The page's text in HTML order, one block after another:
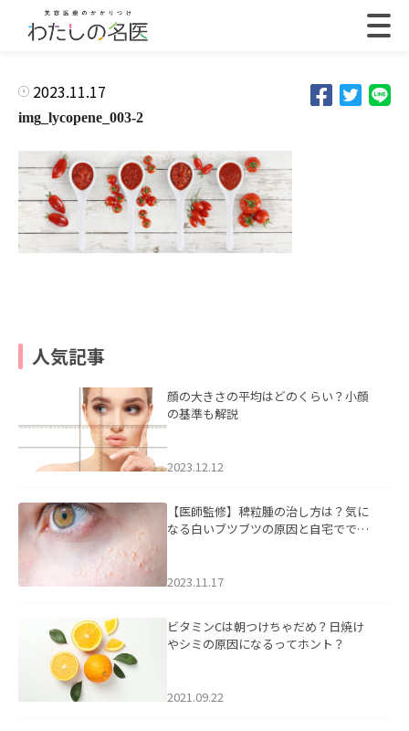
2023.11.17
img_lycopene_003-2
人気記事
顔の大きさの平均はどのくらい？小顔
の基準も解説
2023.12.12
【医師監修】稗粒腫の治し方は？気に
なる白いブツブツの原因と自宅ででき
2023.11.17
ビタミンCは朝つけちゃだめ？日焼け
やシミの原因になるってホント？
2021.09.22